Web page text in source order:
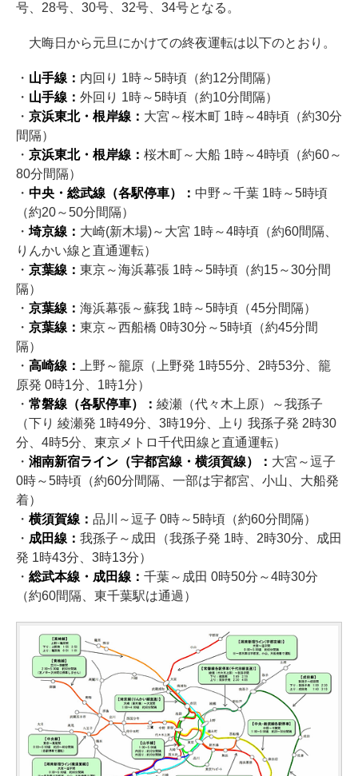
号、28号、30号、32号、34号となる。
大晦日から元旦にかけての終夜運転は以下のとおり。
・ 山手線： 内回り 1時～5時頃（約12分間隔）
・ 山手線： 外回り 1時～5時頃（約10分間隔）
・ 京浜東北・根岸線： 大宮～桜木町 1時～4時頃（約30分
間隔）
・ 京浜東北・根岸線： 桜木町～大船 1時～4時頃（約60～
80分間隔）
・ 中央・総武線（各駅停車）： 中野～千葉 1時～5時頃
（約20～50分間隔）
・ 埼京線： 大崎(新木場)～大宮 1時～4時頃（約60間隔、
りんかい線と直通運転）
・ 京葉線： 東京～海浜幕張 1時～5時頃（約15～30分間
隔）
・ 京葉線： 海浜幕張～蘇我 1時～5時頃（45分間隔）
・ 京葉線： 東京～西船橋 0時30分～5時頃（約45分間
隔）
・ 高崎線：
上野～籠原（上野発 1時55分、2時53分、籠
原発 0時1分、1時1分）
・ 常磐線（各駅停車）： 綾瀬（代々木上原）～我孫子
（下り 綾瀬発 1時49分、3時19分、上り 我孫子発 2時30
分、4時5分、東京メトロ千代田線と直通運転）
・ 湘南新宿ライン（宇都宮線・横須賀線）： 大宮～逗子
0時～5時頃（約60分間隔、一部は宇都宮、小山、大船発
着）
・ 横須賀線： 品川～逗子 0時～5時頃（約60分間隔）
・ 成田線： 我孫子～成田（我孫子発 1時、2時30分、成田
発 1時43分、3時13分）
・ 総武本線・成田線： 千葉～成田 0時50分～4時30分
（約60間隔、東千葉駅は通過）